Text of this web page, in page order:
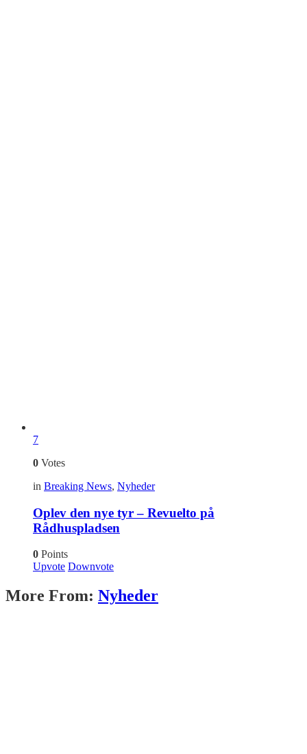
7
0 Votes
in Breaking News, Nyheder
Oplev den nye tyr – Revuelto på
Rådhuspladsen
0 Points
Upvote Downvote
More From: Nyheder